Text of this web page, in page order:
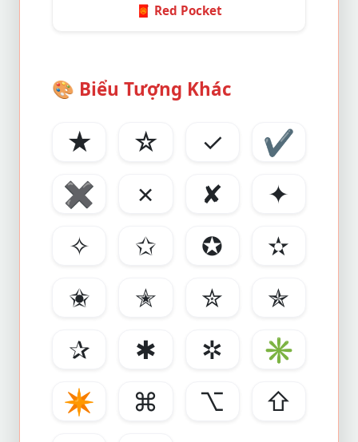
🧧 Red Pocket
🎨 Biểu Tượng Khác
★ ☆ ✓
✔
✖
✗ ✘
✦
✧
✩ ✪
✫
✬
✭ ✮
✯
✰
✱ ✲
✳
✴
⌘ ⌥
⇧